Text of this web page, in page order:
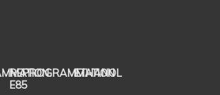
REPROGRAMMATION
E85
ETHANOL